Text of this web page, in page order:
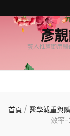
彥
藝人推薦御用
首頁 / 醫學減重與
效率-